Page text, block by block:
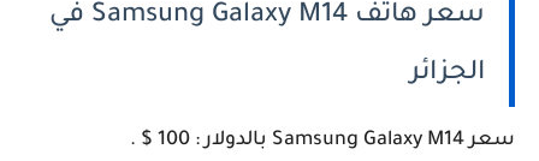
سعر هاتف Samsung Galaxy M14 في
الجزائر
سعر Samsung Galaxy M14 بالدولار : 100 $ .